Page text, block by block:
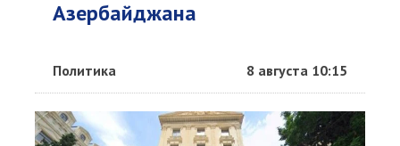
Азербайджана
Политика 8 августа 10:15